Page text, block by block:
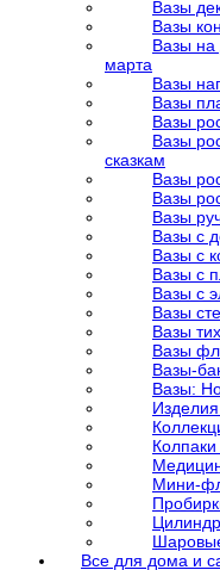
Вазы
Вазы
Вазы на
марта
Вазы
Вазы
Вазы
Вазы
сказкам
Вазы
Вазы
Вазы
Вазы с
Вазы с
Вазы с
Вазы с
Вазы
Вазы
Вазы
Вазы-
Вазы:
Мини-
Все для дома и